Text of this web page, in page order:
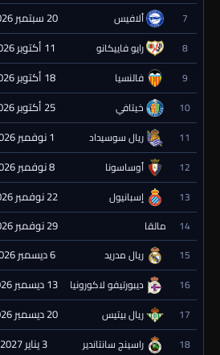
7 ألافيس 20 سبتمبر 2026 - 20:00
8 رايو فاييكانو 11 أكتوبر 2026 - 20:00
9 فالنسيا 18 أكتوبر 2026 - 20:00
10 خيتافي 25 أكتوبر 2026 - 20:00
11 ريال سوسيداد 1 نوفمبر 2026 - 19:00
12 أوساسونا 8 نوفمبر 2026 - 19:00
13 إسبانيول 22 نوفمبر 2026 - 19:00
14 مالقا 29 نوفمبر 2026 - 19:00
15 ريال مدريد 6 ديسمبر 2026 - 19:00
16 ديبورتيفو لاكورونيا 13 ديسمبر 2026 - 19:00
17 ريال بيتيس 20 ديسمبر 2026 - 19:00
18 راسينج سانتاندير 3 يناير 2027 - 19:00